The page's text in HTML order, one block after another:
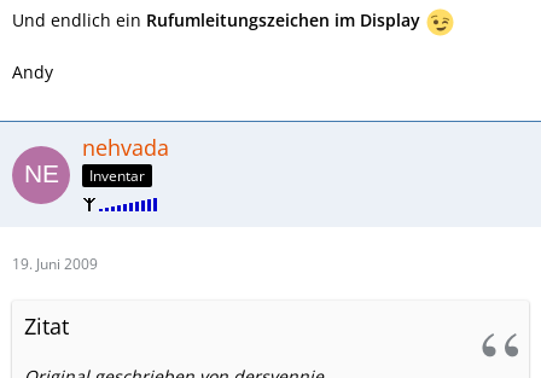
Und endlich ein Rufumleitungszeichen im Display
Andy
nehvada
Inventar
19. Juni 2009
Zitat